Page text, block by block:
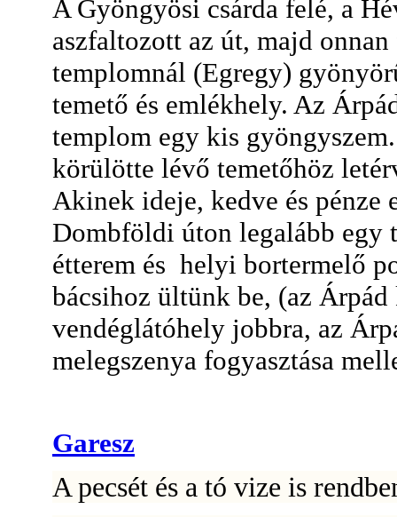
A Gyöngyösi csárda felé, a
aszfaltozott az út, majd
templomnál (Egregy)
temető és emlékhely. Az
templom egy kis
körülötte lévő temetőhöz
Akinek ideje, kedve és
Dombföldi úton legalább egy
étterem és helyi bortermelő
bácsihoz ültünk be, (az
vendéglátóhely jobbra, az
melegszenya fogyasztása
Garesz
A pecsét és a tó vize is